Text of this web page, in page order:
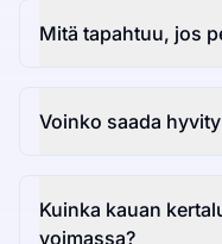
Mitä tapahtuu, jos
Voinko saada
Kuinka kauan
voimassa?